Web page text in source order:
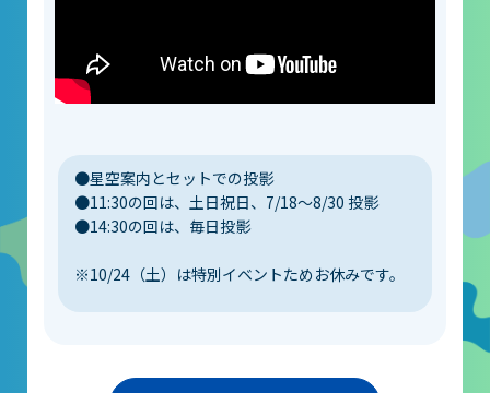
サイトポリシー
プラネタリウム
●星空案内とセットでの投影
●11:30の回は、土日祝日、7/18～8/30 投影
●14:30の回は、毎日投影
※10/24（土）は特別イベントためお休みです。